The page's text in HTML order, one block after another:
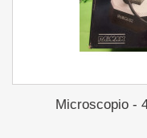
Microscopio -